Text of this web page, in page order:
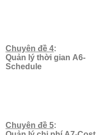
Chuyên đề 4:
Quản lý thời gian A6-
Schedule
Chuyên đề 5: